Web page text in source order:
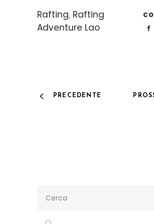
Rafting, Rafting
Adventure Lao
PRECEDENTE